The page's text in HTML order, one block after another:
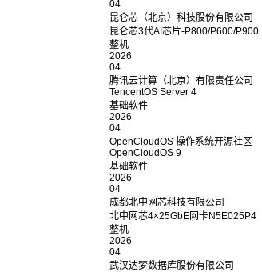
04
昆仑芯（北京）科技股份有限公司
昆仑芯3代AI芯片-P800/P600/P900
整机
2026
04
腾讯云计算（北京）有限责任公司
TencentOS Server 4
基础软件
2026
04
OpenCloudOS 操作系统开源社区
OpenCloudOS 9
基础软件
2026
04
成都北中网芯科技有限公司
北中网芯4×25GbE网卡N5E025P4
整机
2026
04
武汉达梦数据库股份有限公司